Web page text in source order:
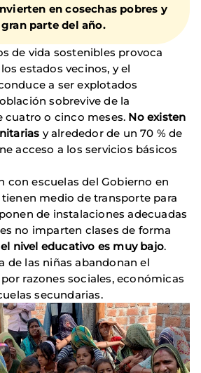
en cosechas pobres y
parte del año.
de vida sostenibles provoca
estados vecinos, y el
a ser explotados
sobrevive de la
cuatro o cinco meses. No existen
y alrededor de un 70 % de
acceso a los servicios básicos
con escuelas del Gobierno en
medio de transporte para
de instalaciones adecuadas
no imparten clases de forma
el nivel educativo es muy bajo.
de las niñas abandonan el
razones sociales, económicas
secundarias.